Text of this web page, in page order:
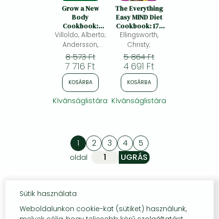
Grow a New
Body
Cookbook:
Upgrade Your
Brain and Heal
Your Gut with
90+ Plant-Based
Recipes
Villoldo, Alberto;
Andersson,
Conny
8 573 Ft
7 716 Ft
KOSÁRBA
Kívánságlistára
The Everything
Easy MIND Diet
Cookbook: 175
Delicious
Recipes to
Combat
Dementia,
Improve
Cognitive
Function, and
Support Overall
Health
Ellingsworth,
Christy;
5 864 Ft
4 691 Ft
KOSÁRBA
Kívánságlistára
1 2 3 4 5
oldal
Sütik használata
Weboldalunkon cookie-kat (sütiket) használunk,